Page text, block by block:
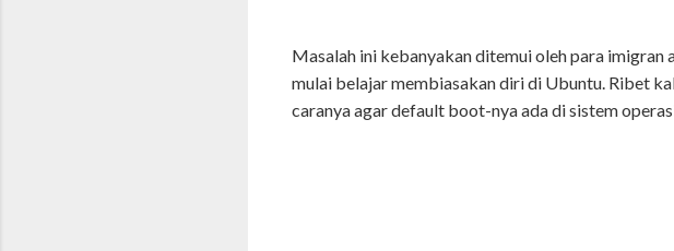
Masalah ini kebanyakan ditemui oleh para imigran
mulai belajar membiasakan diri di Ubuntu. Ribet
caranya agar default boot-nya ada di sistem